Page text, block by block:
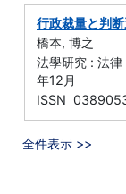
行政裁量と判
橋本, 博之
法學研究 : 法
年12月
ISSN
全件表示 >>